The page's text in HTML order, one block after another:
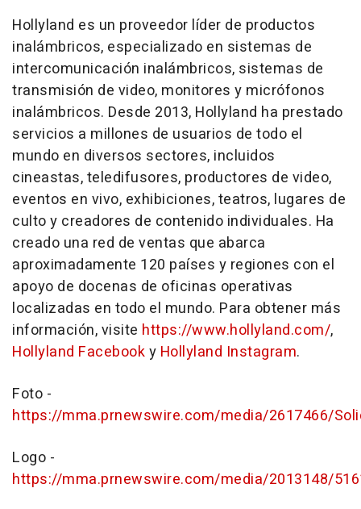
Hollyland es un proveedor líder de productos
inalámbricos, especializado en sistemas de
intercomunicación inalámbricos, sistemas de
transmisión de video, monitores y micrófonos
inalámbricos. Desde 2013, Hollyland ha prestado
servicios a millones de usuarios de todo el
mundo en diversos sectores, incluidos
cineastas, teledifusores, productores de video,
eventos en vivo, exhibiciones, teatros, lugares de
culto y creadores de contenido individuales. Ha
creado una red de ventas que abarca
aproximadamente 120 países y regiones con el
apoyo de docenas de oficinas operativas
localizadas en todo el mundo. Para obtener más
información, visite https://www.hollyland.com/,
Hollyland Facebooky Hollyland Instagram.
Foto -
https://mma.prnewswire.com/media/2617466/
Logo -
https://mma.prnewswire.com/media/2013148/